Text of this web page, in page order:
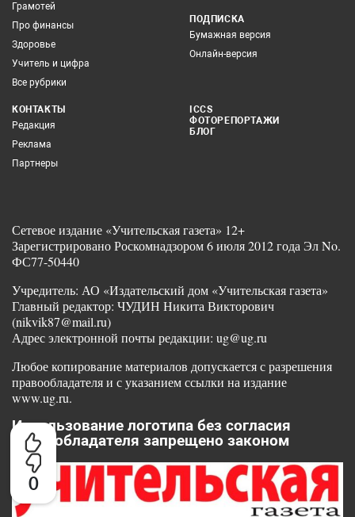
0
Грамотей
Про финансы
Здоровье
Учитель и цифра
Все рубрики
ПОДПИСКА
Бумажная версия
Онлайн-версия
КОНТАКТЫ
Редакция
Реклама
Партнеры
ICCS
ФОТОРЕПОРТАЖИ
БЛОГ
Сетевое издание «Учительская газета» 12+
Зарегистрировано Роскомнадзором 6 июля 2012 года Эл No.
ФС77-50440
Учредитель: АО «Издательский дом «Учительская газета»
Главный редактор: ЧУДИН Никита Викторович
(nikvik87@mail.ru)
Адрес электронной почты редакции: ug@ug.ru
Любое копирование материалов допускается с разрешения
правообладателя и с указанием ссылки на издание
www.ug.ru.
Использование логотипа без согласия
правообладателя запрещено законом